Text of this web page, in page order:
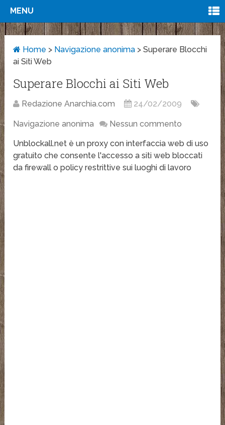
MENU
Home > Navigazione anonima >Superare Blocchi
ai Siti Web
Superare Blocchi ai Siti Web
Redazione Anarchia.com 24/02/2009
Navigazione anonima Nessun commento
Unblockall.net è un proxy con interfaccia web di uso
gratuito che consente l'accesso a siti web bloccati
da firewall o policy restrittive sui luoghi di lavoro